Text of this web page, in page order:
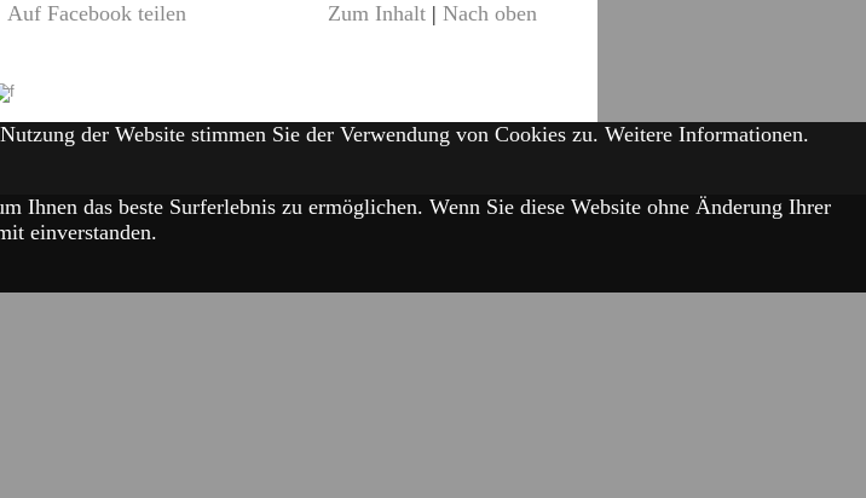
Auf Facebook teilen Zum Inhalt | Nach oben
der Website stimmen Sie der Verwendung von Cookies zu. Weitere Informationen.
das beste Surferlebnis zu ermöglichen. Wenn Sie diese Website ohne Änderung Ihrer
einverstanden.